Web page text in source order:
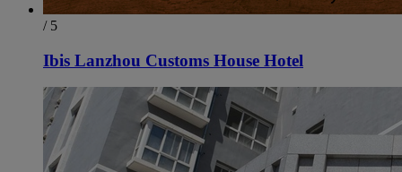
/ 5
Ibis Lanzhou Customs House Hotel